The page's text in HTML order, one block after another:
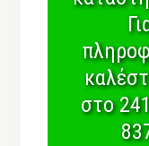
στο